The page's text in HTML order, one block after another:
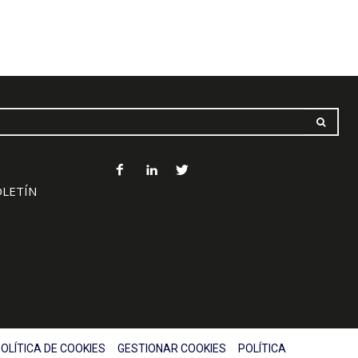
DE COOKIES GESTIONAR COOKIES POLÍTICA